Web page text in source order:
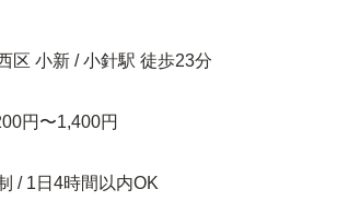
区 小新 / 小針駅 徒歩23分
円〜1,400円
/ 1日4時間以内OK